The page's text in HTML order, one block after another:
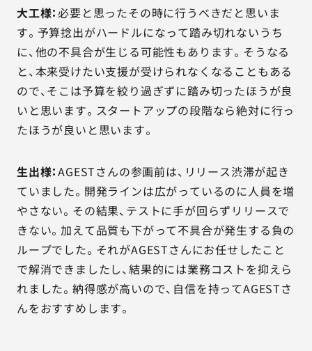
大工様：必要と思ったその時に行うべきだと思いま
す。予算捻出がハードルになって踏み切れないうち
に、他の不具合が生じる可能性もあります。そうなる
と、本来受けたい支援が受けられなくなることもある
ので、そこは予算を絞り過ぎずに踏み切ったほうが良
いと思います。スタートアップの段階なら絶対に行っ
たほうが良いと思います。
生出様：AGESTさんの参画前は、リリース渋滞が起き
ていました。開発ラインは広がっているのに人員を増
やさない。その結果、テストに手が回らずリリースで
きない。加えて品質も下がって不具合が発生する負の
ループでした。それがAGESTさんにお任せしたこと
で解消できましたし、結果的には業務コストを抑えら
れました。納得感が高いので、自信を持ってAGESTさ
んをおすすめします。